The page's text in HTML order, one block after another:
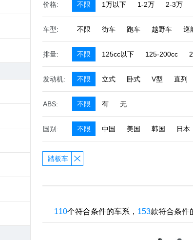
价格: 不限 1万以下 1-2万 2-3万
车型: 不限 街车 跑车 越野车 巡
排量: 不限 125cc以下 125-200cc
发动机: 不限 立式 卧式 V型 直列
ABS: 不限 有 无
国别: 不限 中国 美国 韩国 日本
踏板车
110个符合条件的车系， 153款符合条件